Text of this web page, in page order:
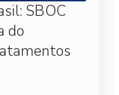
SBOC
do